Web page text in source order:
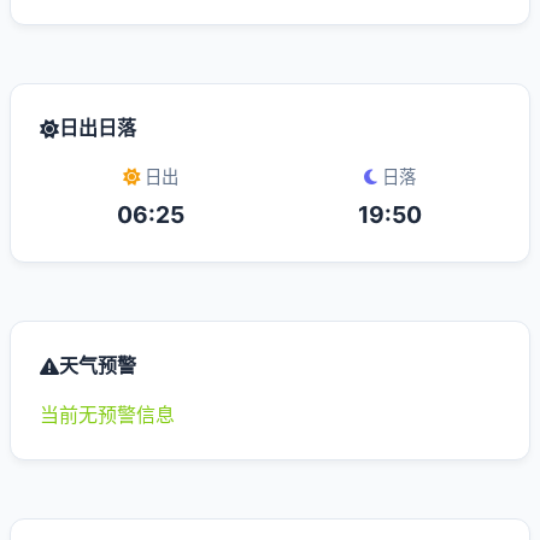
日出日落
日出
06:25
日落
19:50
天气预警
当前无预警信息